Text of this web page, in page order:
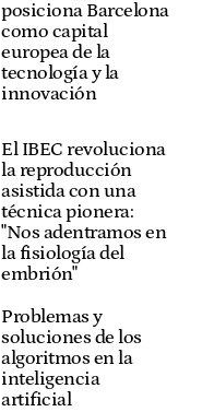
posiciona Barcelona
como capital
europea de la
tecnología y la
innovación
El IBEC revoluciona
la reproducción
asistida con una
técnica pionera:
"Nos adentramos en
la fisiología del
embrión"
Problemas y
soluciones de los
algoritmos en la
inteligencia
artificial